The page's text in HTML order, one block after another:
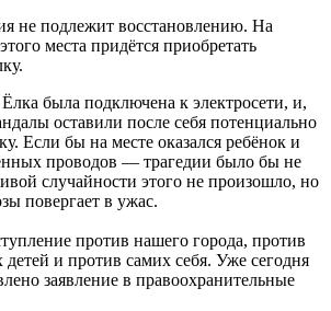
не подлежит восстановлению. На
места придётся приобретать
была подключена к электросети, и,
оставили после себя потенциально
Если бы на месте оказался ребёнок и
проводов — трагедии было бы не
случайности этого не произошло, но
повергает в ужас.
против нашего города, против
детей и против самих себя. Уже сегодня
заявление в правоохранительные